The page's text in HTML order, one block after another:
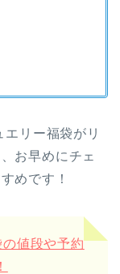
リー福袋がリ
お早めにチェ
めです！
の値段や予約